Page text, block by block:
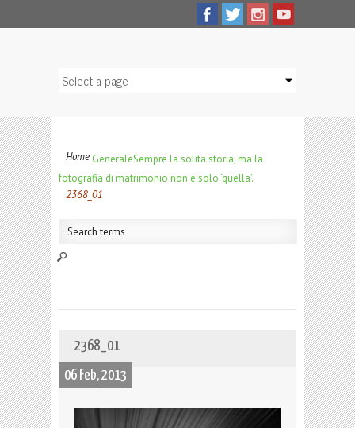
Home GeneraleSempre la solita storia, ma la
fotografia di matrimonio non è solo ‘quella’.
2368_01
2368_01
06 Feb, 2013